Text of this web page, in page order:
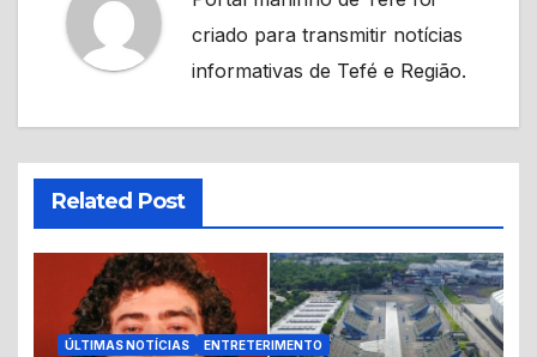
criado para transmitir notícias
informativas de Tefé e Região.
Related Post
ÚLTIMAS NOTÍCIAS ENTRETERIMENTO